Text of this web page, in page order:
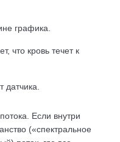
графика.
что кровь течет к
Если внутри
(«спектральное